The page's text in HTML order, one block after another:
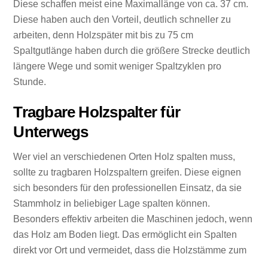
Diese schaffen meist eine Maximallänge von ca. 37 cm.
Diese haben auch den Vorteil, deutlich schneller zu
arbeiten, denn Holzspäter mit bis zu 75 cm
Spaltgutlänge haben durch die größere Strecke deutlich
längere Wege und somit weniger Spaltzyklen pro
Stunde.
Tragbare Holzspalter für
Unterwegs
Wer viel an verschiedenen Orten Holz spalten muss,
sollte zu tragbaren Holzspaltern greifen. Diese eignen
sich besonders für den professionellen Einsatz, da sie
Stammholz in beliebiger Lage spalten können.
Besonders effektiv arbeiten die Maschinen jedoch, wenn
das Holz am Boden liegt. Das ermöglicht ein Spalten
direkt vor Ort und vermeidet, dass die Holzstämme zum